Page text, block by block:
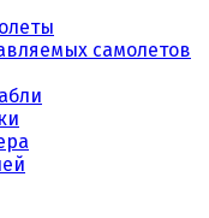
самолетов